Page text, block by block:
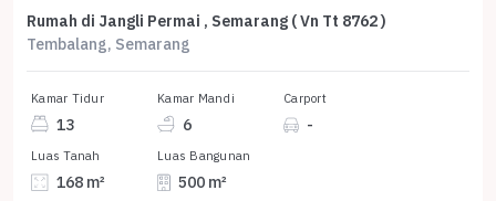
Rumah di Jangli Permai , Semarang ( Vn Tt 8762 )
Tembalang, Semarang
Kamar Tidur
13
Kamar Mandi
6
Carport
-
Luas Tanah
168 m²
Luas Bangunan
500 m²